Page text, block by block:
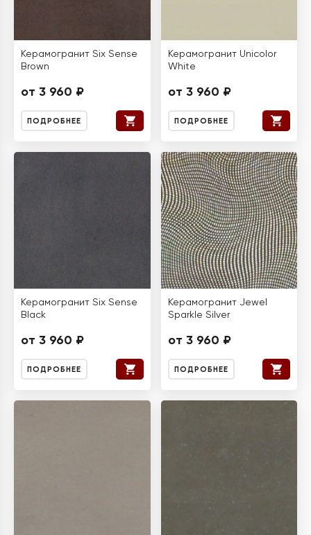
Керамогранит Six Sense
Brown
от 3 960 ₽
ПОДРОБНЕЕ
Керамогранит Unicolor
White
от 3 960 ₽
ПОДРОБНЕЕ
Керамогранит Six Sense
Black
от 3 960 ₽
ПОДРОБНЕЕ
Керамогранит Jewel
Sparkle Silver
от 3 960 ₽
ПОДРОБНЕЕ